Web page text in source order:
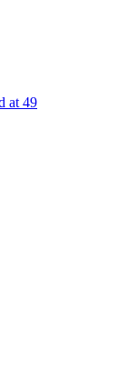
at 49